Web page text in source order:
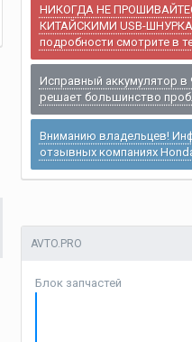
НИКОГДА НЕ
КИТАЙСКИМИ USB-
подробности смотрите в
Исправный аккумулятор в
решает большинство
Вниманию владельцев!
отзывных компаниях
AVTO.PRO
Блок запчастей